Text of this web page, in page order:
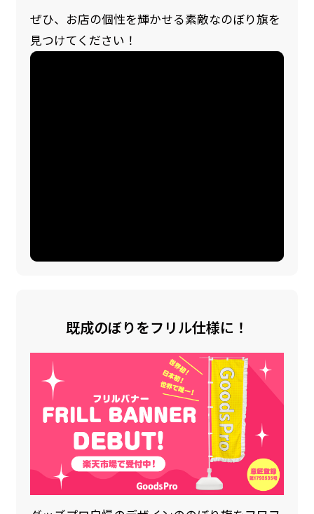
ぜひ、お店の個性を輝かせる素敵なのぼり旗を
見つけてください！
既成のぼりをフリル仕様に！